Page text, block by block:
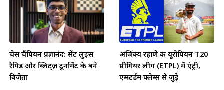
चेस चैंपियन प्रज्ञानंद: सेंट लुइस
रैपिड और ब्लिट्ज़ टूर्नामेंट के बने
विजेता
अजिंक्य रहाणे की यूरोपियन T20
प्रीमियर लीग (ETPL) में एंट्री,
एम्स्टर्डम फ्लेम्स से जुड़े